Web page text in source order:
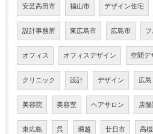
安芸高田市 福山市 デザイン住宅
設計事務所 東広島市 広島市
オフィス オフィスデザイン 空間デ
クリニック 設計 デザイン 広島
美容院 美容室 ヘアサロン 店
東広島 呉 堀越 廿日市 高